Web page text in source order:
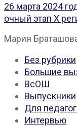
26 марта 2024
очный этап X
Мария
Без рубрики
Большие
ВсОШ
Выпускники
Для
Интервью